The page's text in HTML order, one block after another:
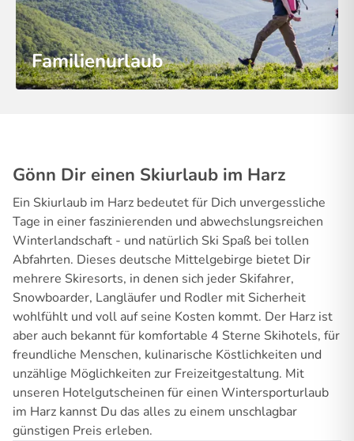
Familienurlaub
Gönn Dir einen Skiurlaub im Harz
Ein Skiurlaub im Harz bedeutet für Dich unvergessliche
Tage in einer faszinierenden und abwechslungsreichen
Winterlandschaft - und natürlich Ski Spaß bei tollen
Abfahrten. Dieses deutsche Mittelgebirge bietet Dir
mehrere Skiresorts, in denen sich jeder Skifahrer,
Snowboarder, Langläufer und Rodler mit Sicherheit
wohlfühlt und voll auf seine Kosten kommt. Der Harz ist
aber auch bekannt für komfortable 4 Sterne Skihotels, für
freundliche Menschen, kulinarische Köstlichkeiten und
unzählige Möglichkeiten zur Freizeitgestaltung. Mit
unseren Hotelgutscheinen für einen Wintersporturlaub
im Harz kannst Du das alles zu einem unschlagbar
günstigen Preis erleben.